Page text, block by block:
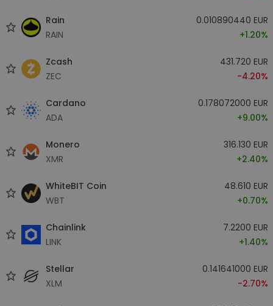
Rain
RAIN
0.010890440 EUR
+1.20%
Zcash
ZEC
431.720 EUR
-4.20%
Cardano
ADA
0.178072000 EUR
+9.00%
Monero
XMR
316.130 EUR
+2.40%
WhiteBIT Coin
WBT
48.610 EUR
+0.70%
Chainlink
LINK
7.2200 EUR
+1.40%
Stellar
XLM
0.141641000 EUR
-2.70%